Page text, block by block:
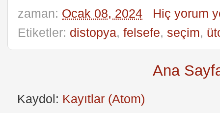
zaman: Ocak 08, 2024
Hiç yorum
Etiketler: distopya, felsefe, seçim,
Ana
Kaydol: Kayıtlar (Atom)